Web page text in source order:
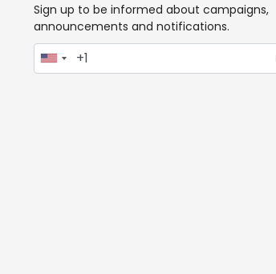
Sign up to be informed about campaigns,
announcements and notifications.